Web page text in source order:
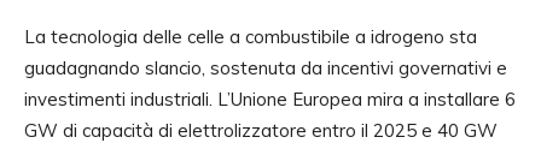
La tecnologia delle celle a combustibile a idrogeno sta
guadagnando slancio, sostenuta da incentivi governativi e
investimenti industriali. L’Unione Europea mira a installare 6
GW di capacità di elettrolizzatore entro il 2025 e 40 GW